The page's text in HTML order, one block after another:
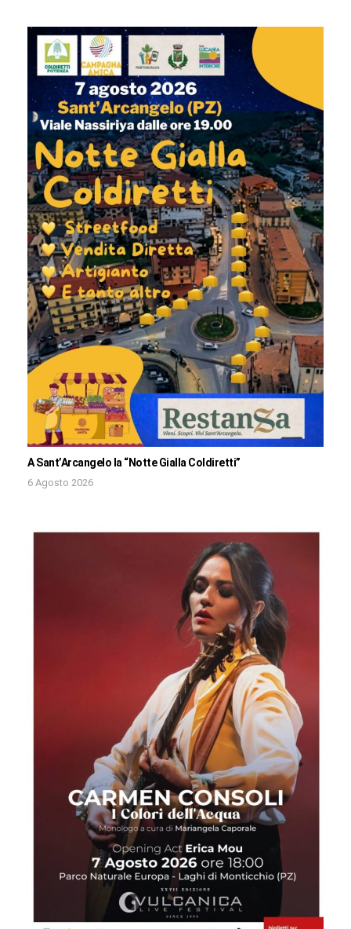
A Sant’Arcangelo la “Notte Gialla Coldiretti”
6 Agosto 2026